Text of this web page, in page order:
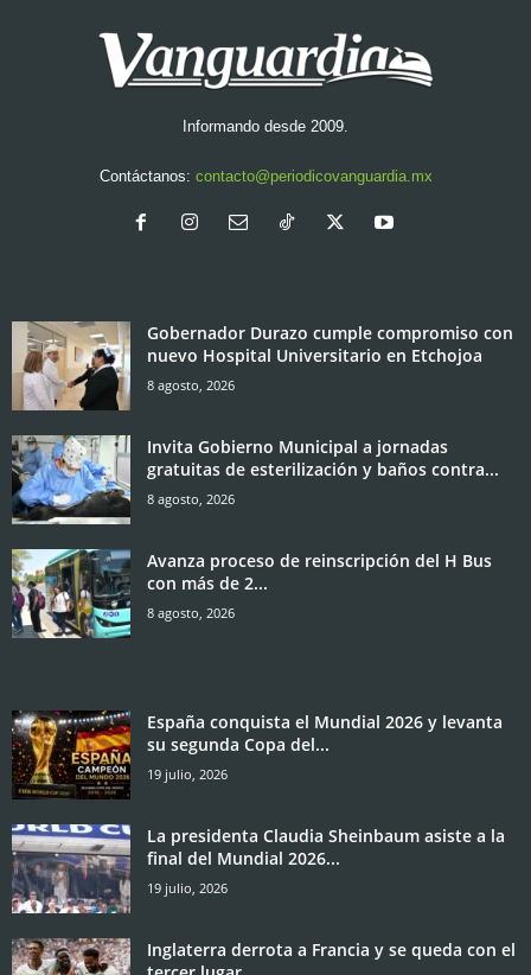
Informando desde 2009.
Contáctanos: contacto@periodicovanguardia.mx
Gobernador Durazo cumple compromiso con
nuevo Hospital Universitario en Etchojoa
8 agosto, 2026
Invita Gobierno Municipal a jornadas
gratuitas de esterilización y baños contra...
8 agosto, 2026
Avanza proceso de reinscripción del H Bus
con más de 2...
8 agosto, 2026
España conquista el Mundial 2026 y levanta
su segunda Copa del...
19 julio, 2026
La presidenta Claudia Sheinbaum asiste a la
final del Mundial 2026...
19 julio, 2026
Inglaterra derrota a Francia y se queda con el